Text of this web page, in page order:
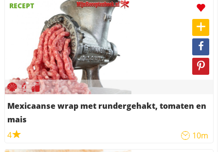
RECEPT
Mexicaanse wrap met rundergehakt, tomaten en
mais
4
10m